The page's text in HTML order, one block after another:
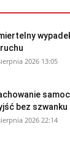
2026 13:05
bez szwanku
2026 22:14